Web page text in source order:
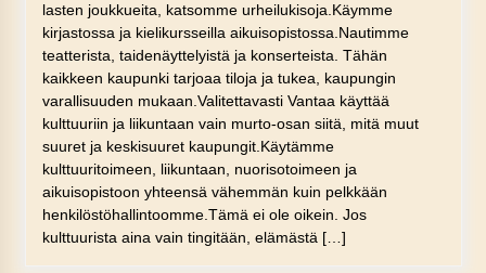
lasten joukkueita, katsomme urheilukisoja.Käymme
kirjastossa ja kielikursseilla aikuisopistossa.Nautimme
teatterista, taidenäyttelyistä ja konserteista. Tähän
kaikkeen kaupunki tarjoaa tiloja ja tukea, kaupungin
varallisuuden mukaan.Valitettavasti Vantaa käyttää
kulttuuriin ja liikuntaan vain murto-osan siitä, mitä muut
suuret ja keskisuuret kaupungit.Käytämme
kulttuuritoimeen, liikuntaan, nuorisotoimeen ja
aikuisopistoon yhteensä vähemmän kuin pelkkään
henkilöstöhallintoomme.Tämä ei ole oikein. Jos
kulttuurista aina vain tingitään, elämästä […]